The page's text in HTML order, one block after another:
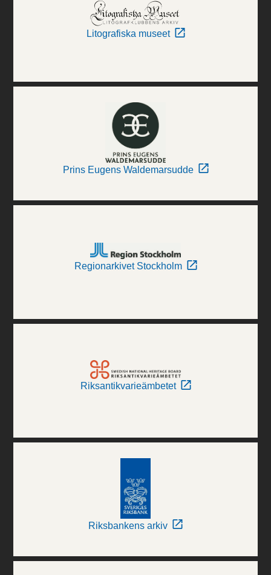
Litografiska museet
Prins Eugens Waldemarsudde
Regionarkivet Stockholm
Riksantikvarieämbetet
Riksbankens arkiv